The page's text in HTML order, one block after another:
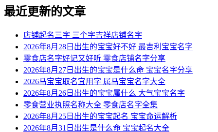
最近更新的文章
店铺起名三字 三个字吉祥店铺名字
2026年8月28日出生的宝宝好不好 最吉利宝宝名字
零食店名字好记又好听 零食店铺名字分享
2026年8月27日出生的宝宝是什么命 宝宝名字分享
2026马宝宝取名宜用字 属马宝宝名字大全
2026年8月26日出生的宝宝属什么 大气宝宝名字
零食营业执照名称大全 零食店名字全集
2026年8月25日出生的宝宝起名 宝宝命运解析
2026年8月31日出生是什么命 宝宝起名大全